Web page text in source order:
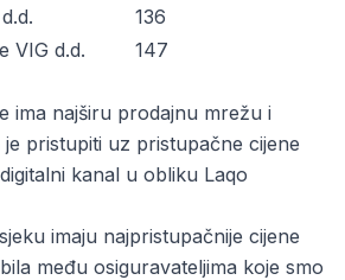
136
VIG d.d.
147
ima najširu prodajnu mrežu i
je pristupiti uz pristupačne cijene
kanal u obliku Laqo
imaju najpristupačnije cijene
među osiguravateljima koje smo